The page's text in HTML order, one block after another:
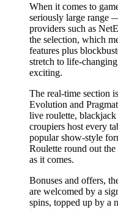
When it comes to
seriously large range
providers such as
the selection, which
features plus
stretch to life-
exciting.
The real-time section
Evolution and
live roulette, blackjack
croupiers host every
popular show-style
Roulette round out
as it comes.
Bonuses and offers,
are welcomed by a
spins, topped up by a